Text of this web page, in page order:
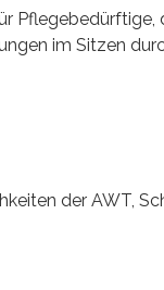
im Sitzen
der AWT,